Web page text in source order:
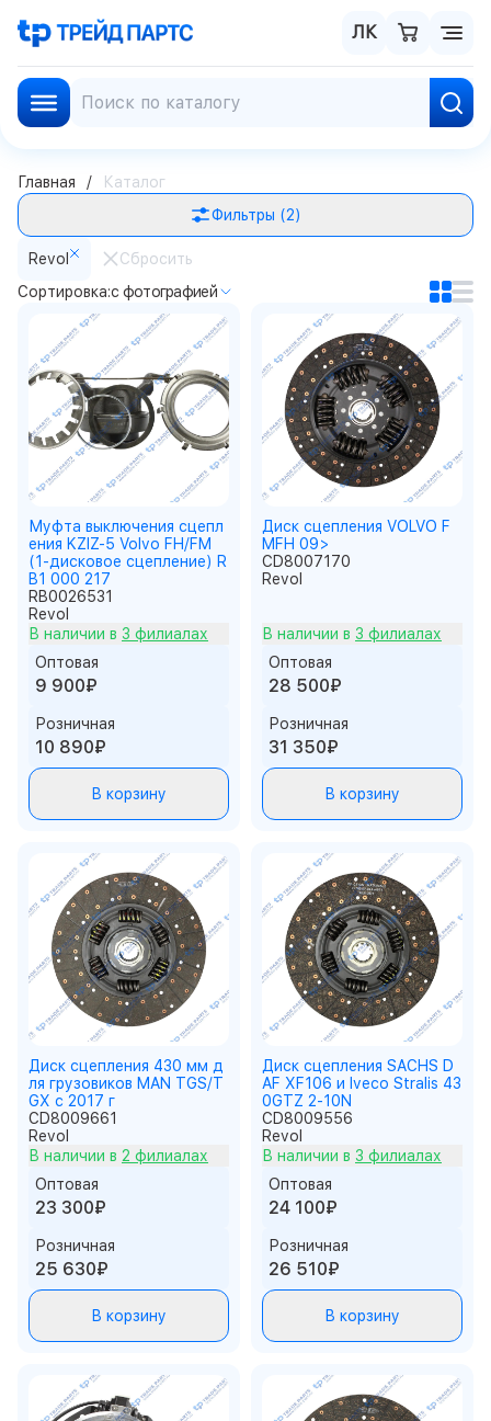
ЛК
Главная
Каталог
Фильтры (2)
Revol
Сбросить
Сортировка:с фотографией
Муфта выключения сцепл
ения KZIZ-5 Volvo FH/FM
(1-дисковое сцепление) R
B1 000 217
RB0026531
Revol
В наличии в 3 филиалах
Оптовая
9 900₽
Розничная
10 890₽
В корзину
Диск сцепления VOLVO F
MFH 09>
CD8007170
Revol
В наличии в 3 филиалах
Оптовая
28 500₽
Розничная
31 350₽
В корзину
Диск сцепления 430 мм д
ля грузовиков MAN TGS/T
GX с 2017 г
CD8009661
Revol
В наличии в 2 филиалах
Оптовая
23 300₽
Розничная
25 630₽
В корзину
Диск сцепления SACHS D
AF XF106 и Iveco Stralis 43
0GTZ 2-10N
CD8009556
Revol
В наличии в 3 филиалах
Оптовая
24 100₽
Розничная
26 510₽
В корзину